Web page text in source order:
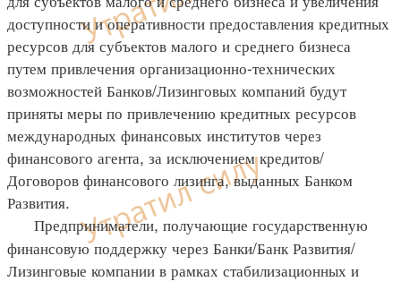
доступности и оперативности предоставления кредитных
ресурсов для субъектов малого и среднего бизнеса
путем привлечения организационно-технических
возможностей Банков/Лизинговых компаний будут
приняты меры по привлечению кредитных ресурсов
международных финансовых институтов через
финансового агента, за исключением кредитов/
Договоров финансового лизинга, выданных Банком
Развития.
Предприниматели, получающие государственную
финансовую поддержку через Банки/Банк Развития/
Лизинговые компании в рамках стабилизационных и